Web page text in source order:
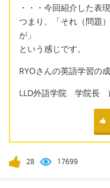
・・・今回紹介した
つまり、「それ（問題
が」
という感じです。
RYOさんの英語学習の
LLD外語学院 学院長
28 17699